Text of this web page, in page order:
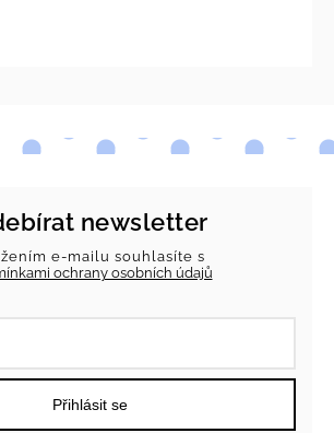
newsletter
e-mailu souhlasíte s
ochrany osobních údajů
Přihlásit se